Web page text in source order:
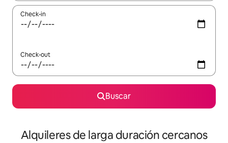
Check-in
Check-out
Buscar
Alquileres de larga duración cercanos